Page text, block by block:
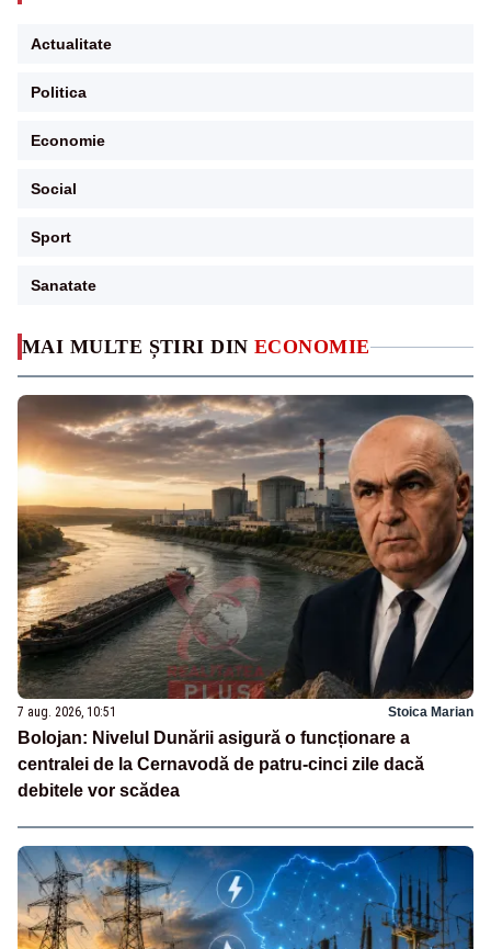
MAI MULTE ȘTIRI DIN ECONOMIE
7 aug. 2026, 10:51 Stoica Marian
Bolojan: Nivelul Dunării asigură o funcționare a
centralei de la Cernavodă de patru-cinci zile dacă
debitele vor scădea
Actualitate
Politica
Economie
Social
Sport
Sanatate